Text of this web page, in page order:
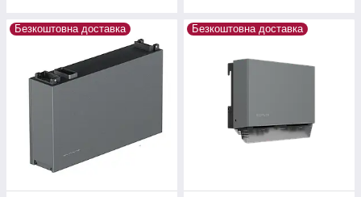
Безкоштовна доставка Безкоштовна доставка